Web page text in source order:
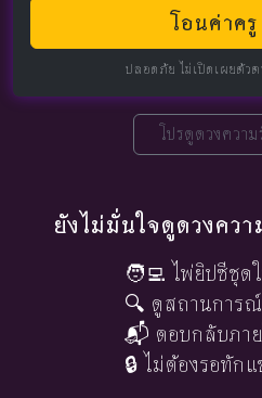
โอนค่าค
ปลอดภัย ไม่เปิดเผยตัวต
โปรดูดวงควา
ยังไม่มั่นใจดูดวงคว
🧑‍💻 ไพ่ยิปซีชุด
🔍 ดูสถานการ
📬 ตอบกลับภา
🔒 ไม่ต้องรอทักแ